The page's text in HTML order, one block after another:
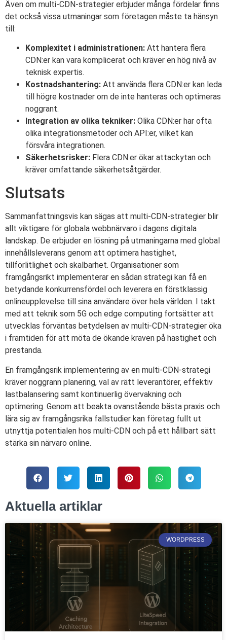
Även om multi-CDN-strategier erbjuder många fördelar finns
det också vissa utmaningar som företagen måste ta hänsyn
till:
Komplexitet i administrationen: Att hantera flera
CDN:er kan vara komplicerat och kräver en hög nivå av
teknisk expertis.
Kostnadshantering: Att använda flera CDN:er kan leda
till högre kostnader om de inte hanteras och optimeras
noggrant.
Integration av olika tekniker: Olika CDN:er har ofta
olika integrationsmetoder och API:er, vilket kan
försvåra integrationen.
Säkerhetsrisker: Flera CDN:er ökar attackytan och
kräver omfattande säkerhetsåtgärder.
Slutsats
Sammanfattningsvis kan sägas att multi-CDN-strategier blir
allt viktigare för globala webbnärvaro i dagens digitala
landskap. De erbjuder en lösning på utmaningarna med global
innehållsleverans genom att optimera hastighet,
tillförlitlighet och skalbarhet. Organisationer som
framgångsrikt implementerar en sådan strategi kan få en
betydande konkurrensfördel och leverera en förstklassig
onlineupplevelse till sina användare över hela världen. I takt
med att teknik som 5G och edge computing fortsätter att
utvecklas förväntas betydelsen av multi-CDN-strategier öka
i framtiden för att möta de ökande kraven på hastighet och
prestanda.
En framgångsrik implementering av en multi-CDN-strategi
kräver noggrann planering, val av rätt leverantörer, effektiv
lastbalansering samt kontinuerlig övervakning och
optimering. Genom att beakta ovanstående bästa praxis och
lära sig av framgångsrika fallstudier kan företag fullt ut
utnyttja potentialen hos multi-CDN och på ett hållbart sätt
stärka sin närvaro online.
Aktuella artiklar
WORDPRESS